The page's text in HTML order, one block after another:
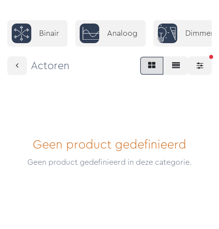
Binair Analoog Dimmers
Actoren
Geen product gedefinieerd
Geen product gedefinieerd in deze categorie.